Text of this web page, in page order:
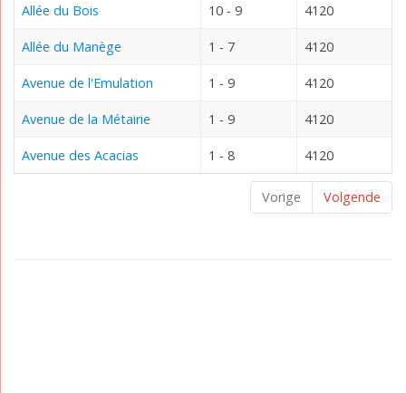
Allée du Bois 10 - 9 4120
Allée du Manège 1 - 7 4120
Avenue de l'Emulation 1 - 9 4120
Avenue de la Métairie 1 - 9 4120
Avenue des Acacias 1 - 8 4120
Vorige Volgende